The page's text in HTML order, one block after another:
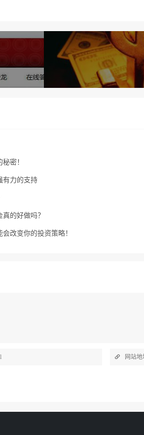
密！
有力的支持
的好做吗？
改变你的投资策略！